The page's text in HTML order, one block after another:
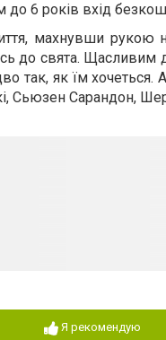
до 6 років вхід
махнувши рукою
до свята.
так, як їм
Сьюзен Сарандон,
Я рекомендую